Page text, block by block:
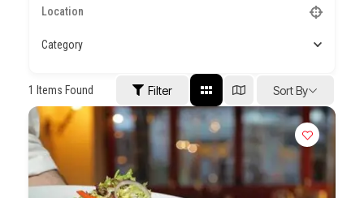
Category
1 Items Found Filter Sort By